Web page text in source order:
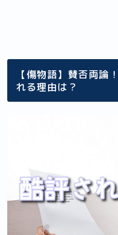
【傷物語】賛否両論
れる理由は？